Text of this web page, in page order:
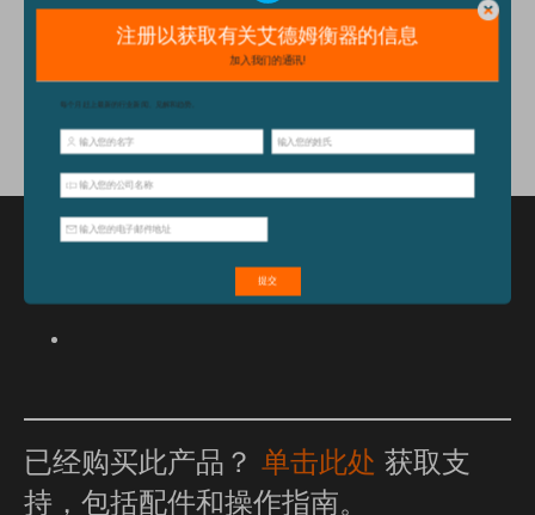
技术规格
配件
特点和优点
已经购买此产品？ 单击此处 获取支
持，包括配件和操作指南。